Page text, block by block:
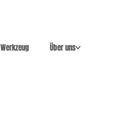
Werkzeug Über uns